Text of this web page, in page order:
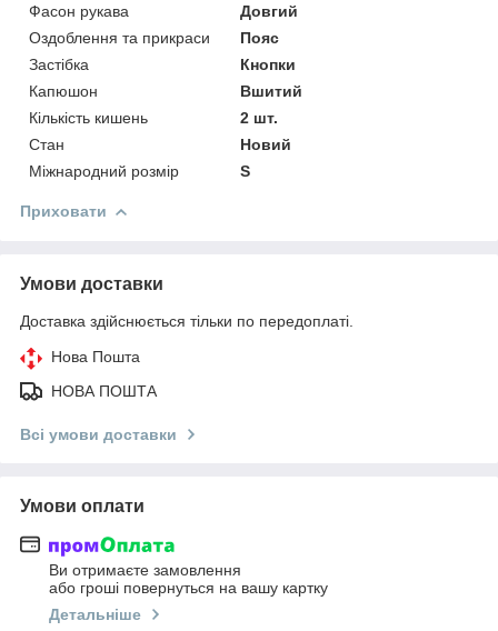
Фасон рукава
Довгий
Оздоблення та прикраси
Пояс
Застібка
Кнопки
Капюшон
Вшитий
Кількість кишень
2 шт.
Стан
Новий
Міжнародний розмір
S
Приховати
Умови доставки
Доставка здійснюється тільки по передоплаті.
Нова Пошта
НОВА ПОШТА
Всі умови доставки
Умови оплати
Ви отримаєте замовлення
або гроші повернуться на вашу картку
Детальніше